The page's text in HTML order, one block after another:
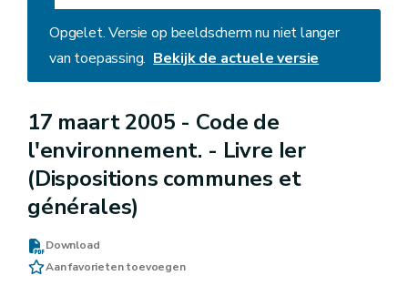
Opgelet. Versie op beeldscherm nu niet langer
van toepassing. Bekijk de actuele versie
17 maart 2005 - Code de
l'environnement. - Livre Ier
(Dispositions communes et
générales)
Download
Aan favorieten toevoegen